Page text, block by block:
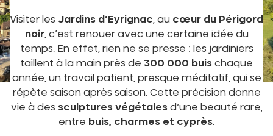
Visiter les Jardins d’Eyrignac , au cœur du Périgord
noir, c’est renouer avec une certaine idée du
temps. En effet, rien ne se presse : les jardiniers
taillent à la main près de 300 000 buis chaque
année, un travail patient, presque méditatif, qui se
répète saison après saison. Cette précision donne
vie à des sculptures végétalesd’une beauté rare,
entre buis, charmes et cyprès.